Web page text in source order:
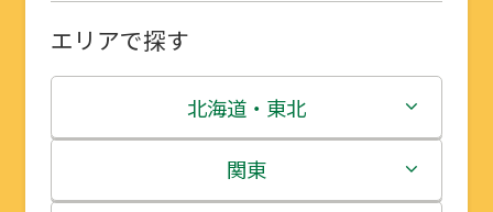
エリアで探す
北海道・東北
北海道
関東